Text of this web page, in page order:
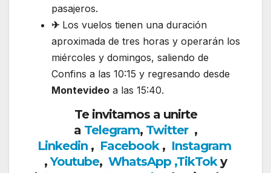
pasajeros.
✈ Los vuelos tienen una duración
aproximada de tres horas y operarán los
miércoles y domingos, saliendo de
Confins a las 10:15 y regresando desde
Montevideo a las 15:40.
Te invitamos a unirte
a Telegram, Twitter ,
Linkedin, Facebook, Instagram
,Youtube, WhatsApp ,TikToky